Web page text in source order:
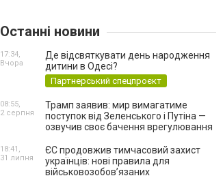
Останні новини
Де відсвяткувати день народження
дитини в Одесі?
Партнерський спецпроєкт
17:34,
Вчора
Трамп заявив: мир вимагатиме
поступок від Зеленського і Путіна —
озвучив своє бачення врегулювання
08:55,
2 серпня
ЄС продовжив тимчасовий захист
українців: нові правила для
військовозобов’язаних
18:41,
31 липня